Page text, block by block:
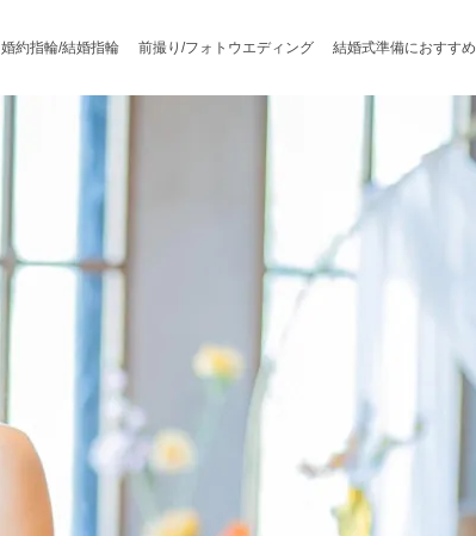
婚約指輪/結婚指輪 前撮り/フォトウエディング 結婚式準備におすすめ